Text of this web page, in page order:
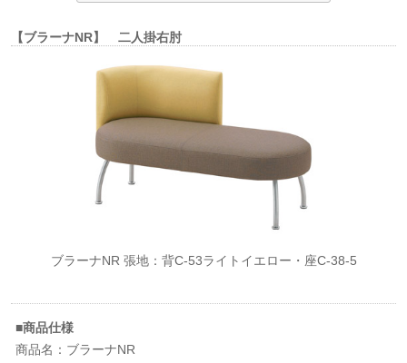
【ブラーナNR】 二人掛右肘
ブラーナNR 張地：背C-53ライトイエロー・座C-38-5
■商品仕様
商品名：ブラーナNR